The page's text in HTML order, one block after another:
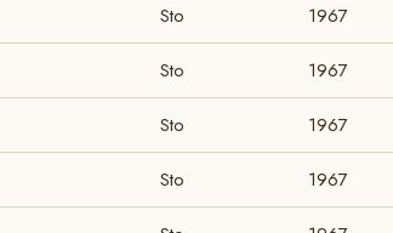
Sto 1967
Sto 1967
Sto 1967
Sto 1967